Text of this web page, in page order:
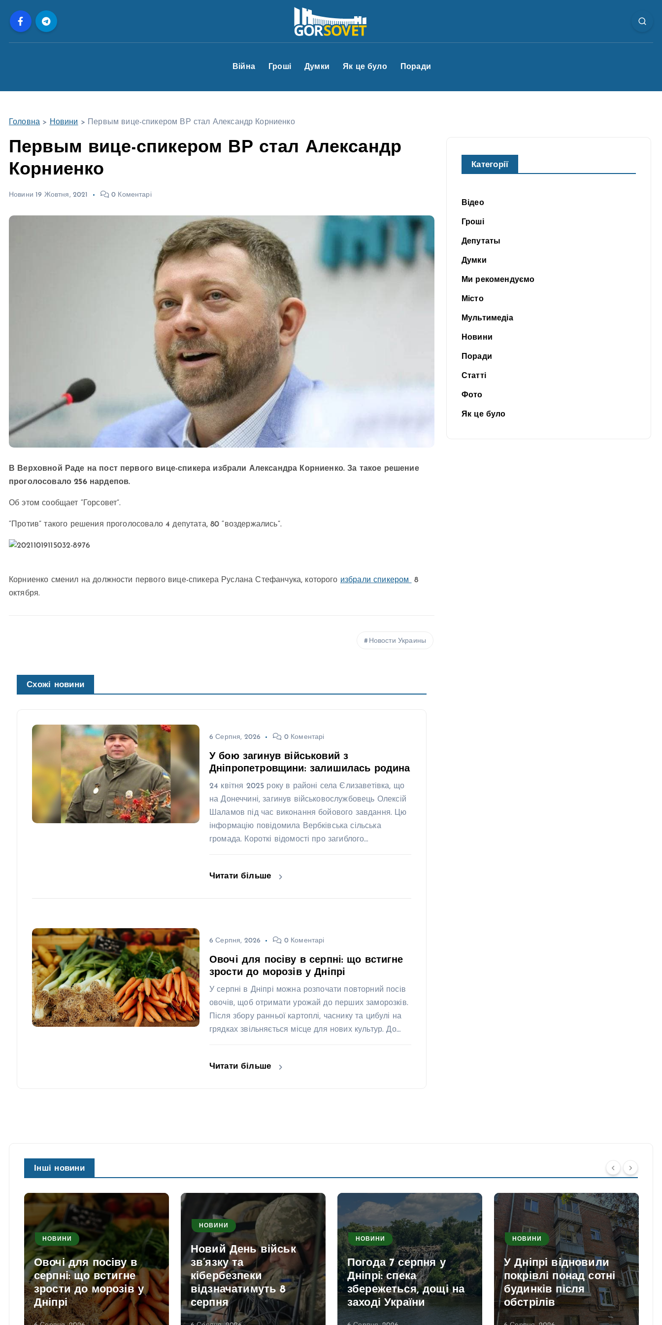
Війна Гроші Думки Як це було Поради
Головна > Новини > Первым вице-спикером ВР стал Александр Корниенко
Первым вице-спикером ВР стал Александр
Корниенко
Новини 19 Жовтня, 2021 0 Коментарі
В Верховной Раде на пост первого вице-спикера избрали Александра Корниенко. За такое решение
проголосовало 256 нардепов.
Об этом сообщает “Горсовет”.
“Против” такого решения проголосовало 4 депутата, 80 “воздержались”.
Корниенко сменил на должности первого вице-спикера Руслана Стефанчука, которого избрали спикером
8
октября.
Новости Украины
Схожі новини
6 Серпня, 2026 0 Коментарі
У бою загинув військовий з
Дніпропетровщини: залишилась родина
24 квітня 2025 року в районі села Єлизаветівка, що
на Донеччині, загинув військовослужбовець Олексій
Шаламов під час виконання бойового завдання. Цю
інформацію повідомила Вербківська сільська
громада. Короткі відомості про загиблого…
Читати більше
6 Серпня, 2026 0 Коментарі
Овочі для посіву в серпні: що встигне
зрости до морозів у Дніпрі
У серпні в Дніпрі можна розпочати повторний посів
овочів, щоб отримати урожай до перших заморозків.
Після збору ранньої картоплі, часнику та цибулі на
грядках звільняється місце для нових культур. До…
Читати більше
Категорії
Відео
Гроші
Депутаты
Думки
Ми рекомендуємо
Місто
Мультимедіа
Новини
Поради
Статті
Фото
Як це було
Інші новини
НОВИНИ
Овочі для посіву в
серпні: що встигне
зрости до морозів у
Дніпрі
НОВИНИ
Новий День військ
зв’язку та
кібербезпеки
відзначатимуть 8
серпня
НОВИНИ
Погода 7 серпня у
Дніпрі: спека
збережеться, дощі на
заході України
НОВИНИ
У Дніпрі відновили
покрівлі понад сотні
будинків після
обстрілів